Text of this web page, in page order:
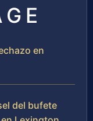
en
del bufete